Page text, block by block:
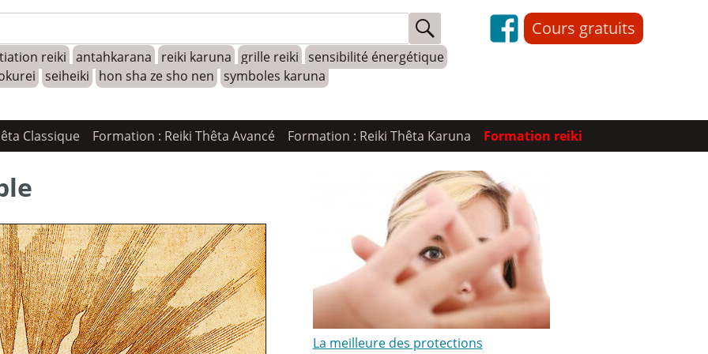
reiki antahkarana reiki karuna grille reiki sensibilité énergétique
seiheiki hon sha ze sho nen symboles karuna
Cours gratuits
Classique Formation : Reiki Thêta Avancé Formation : Reiki Thêta Karuna Formation reiki
La meilleure des protections